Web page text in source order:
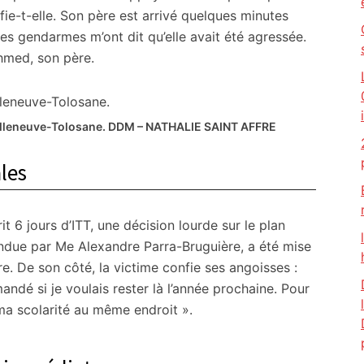
t-elle. Son père est arrivé quelques minutes
gendarmes m’ont dit qu’elle avait été agressée.
son père.
Tolosane. DDM – NATHALIE SAINT AFFRE
6 jours d’ITT, une décision lourde sur le plan
par Me Alexandre Parra-Bruguière, a été mise
De son côté, la victime confie ses angoisses :
si je voulais rester là l’année prochaine. Pour
scolarité au même endroit ».